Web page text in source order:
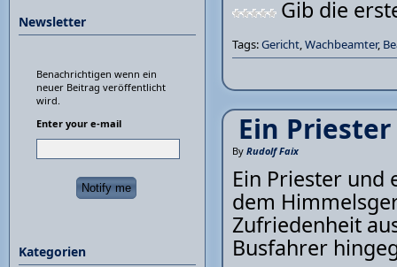
Gib die
Tags:Gericht,Wachbeamter,
Ein
By Rudolf Faix
Ein Priester und
dem
Zufriedenheit
Busfahrer
Newsletter
Benachrichtigen wenn ein
neuer Beitrag veröffentlicht
wird.
Enter your e-mail
Kategorien